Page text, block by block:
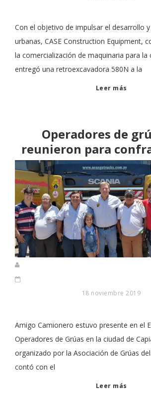
Con el objetivo de impulsar el desarrollo
urbanas, CASE Construction Equipment,
la comercialización de maquinaria para la
entregó una retroexcavadora 580N a la
Leer más
Operadores de
reunieron para
18 noviembre 2019
Amigo Camionero estuvo presente en el
Operadores de Grúas en la ciudad de
organizado por la Asociación de Grúas
contó con el
Leer más